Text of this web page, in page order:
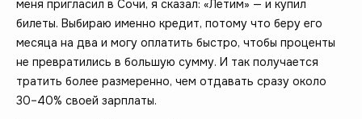
меня пригласил в Сочи, я сказал: «Летим» — и купил
билеты. Выбираю именно кредит, потому что беру его
месяца на два и могу оплатить быстро, чтобы проценты
не превратились в большую сумму. И так получается
тратить более размеренно, чем отдавать сразу около
30–40% своей зарплаты.